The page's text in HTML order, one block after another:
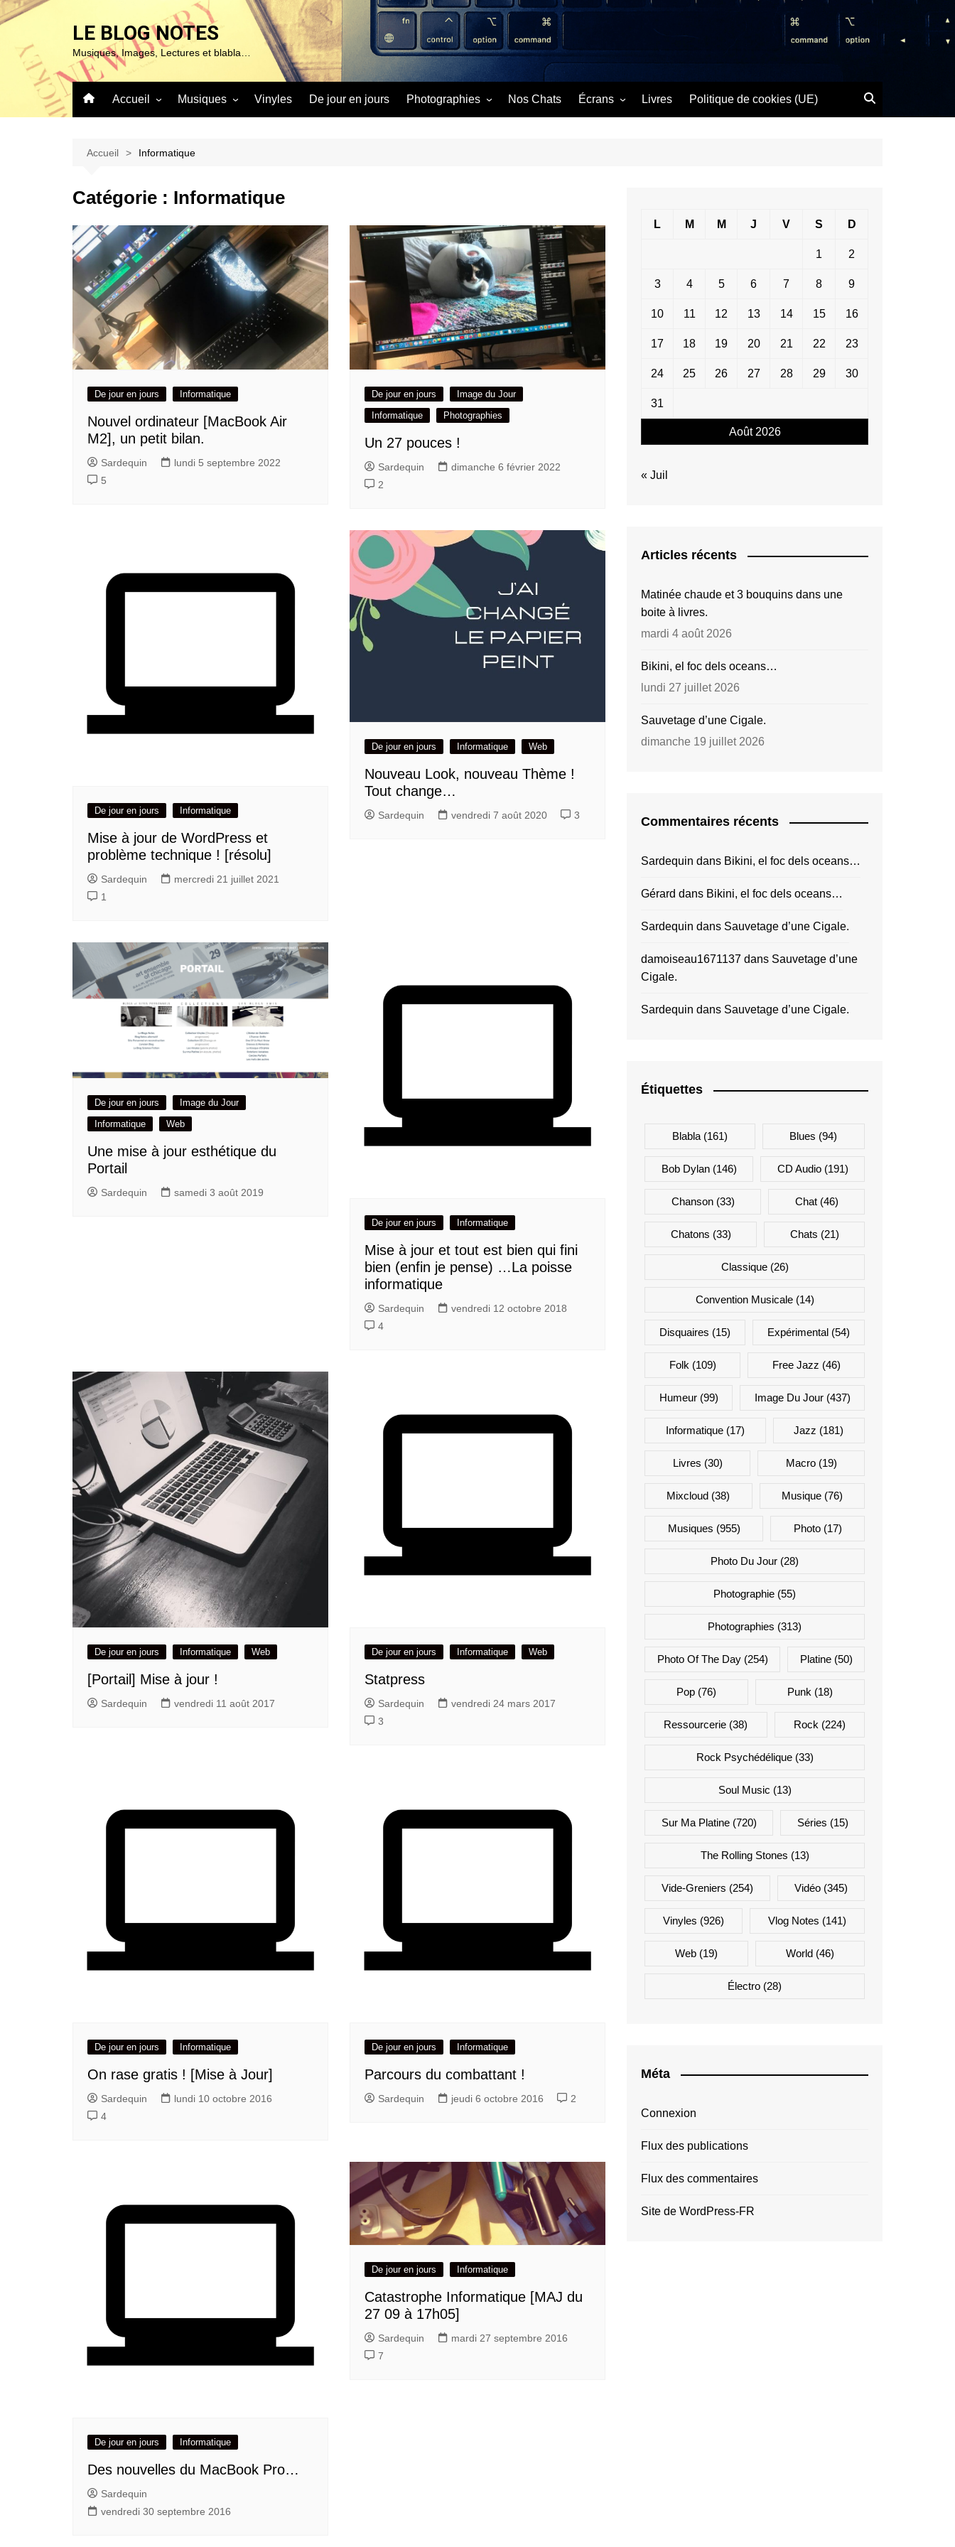
Aller
au
contenu
LE BLOG NOTES
Musiques, Images, Lectures et blabla…
Accueil
Mentions Légales
Musiques
Blues & Jazz
Classique
Pop – Rock & Folk
Roots (Reggae – World et
autres)
Vinyles De jour en jours Photographies Nos Chats Écrans Livres Politique de cookies (UE)
Accueil Informatique
Catégorie : Informatique
De jour en jours Informatique
Nouvel ordinateur [MacBook Air
M2], un petit bilan.
Sardequin
lundi 5 septembre 2022
5
De jour en jours
Image du Jour
Informatique
Photographies
Un 27 pouces !
Sardequin
dimanche 6 février 2022
2
De jour en jours Informatique
Mise à jour de WordPress et
problème technique ! [résolu]
Sardequin
mercredi 21 juillet 2021
1
De jour en jours Informatique Web
Nouveau Look, nouveau Thème !
Tout change…
Sardequin vendredi 7 août 2020 3
De jour en jours
Image du Jour
Informatique
Web
Une mise à jour esthétique du
Portail
Sardequin samedi 3 août 2019
De jour en jours Informatique
Mise à jour et tout est bien qui fini
bien (enfin je pense) …La poisse
informatique
Sardequin
vendredi 12 octobre 2018
4
De jour en jours Informatique Web
[Portail] Mise à jour !
Sardequin vendredi 11 août 2017
De jour en jours Informatique Web
Statpress
Sardequin
vendredi 24 mars 2017
3
De jour en jours Informatique
On rase gratis ! [Mise à Jour]
Sardequin
lundi 10 octobre 2016
4
De jour en jours Informatique
Parcours du combattant !
Sardequin jeudi 6 octobre 2016 2
De jour en jours Informatique
Des nouvelles du MacBook Pro…
Sardequin
vendredi 30 septembre 2016
De jour en jours Informatique
Catastrophe Informatique [MAJ du
27 09 à 17h05]
Sardequin
mardi 27 septembre 2016
7
Août 2026
L M M J V S D
1 2
3 4 5 6 7 8 9
10 11 12 13 14 15 16
17 18 19 20 21 22 23
24 25 26 27 28 29 30
31
« Juil
Articles récents
Matinée chaude et 3 bouquins dans une
boite à livres.
mardi 4 août 2026
Bikini, el foc dels oceans…
lundi 27 juillet 2026
Sauvetage d’une Cigale.
dimanche 19 juillet 2026
Commentaires récents
Sardequin dans Bikini, el foc dels oceans…
Gérard dans Bikini, el foc dels oceans…
Sardequin dans Sauvetage d’une Cigale.
damoiseau1671137 dans Sauvetage d’une
Cigale.
Sardequin dans Sauvetage d’une Cigale.
Étiquettes
Blabla(161) Blues (94)
Bob Dylan(146) CD Audio(191)
Chanson(33) Chat(46)
Chatons (33) Chats (21)
Classique(26)
Convention Musicale(14)
Disquaires (15) Expérimental (54)
Folk (109) Free Jazz (46)
Humeur(99) Image Du Jour(437)
Informatique(17) Jazz (181)
Livres (30) Macro(19)
Mixcloud (38) Musique(76)
Musiques (955) Photo(17)
Photo Du Jour (28)
Photographie (55)
Photographies (313)
Photo Of The Day(254) Platine(50)
Pop (76) Punk (18)
Ressourcerie (38) Rock (224)
Rock Psychédélique(33)
Soul Music (13)
Sur Ma Platine(720) Séries (15)
The Rolling Stones (13)
Vide-Greniers (254) Vidéo (345)
Vinyles (926) Vlog Notes (141)
Web (19) World (46)
Électro (28)
Méta
Connexion
Flux des publications
Flux des commentaires
Site de WordPress-FR